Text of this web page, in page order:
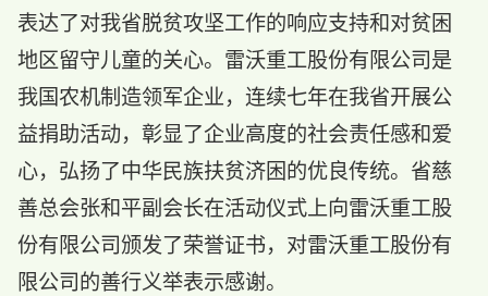
表达了对我省脱贫攻坚工作的响应支持和对贫困
地区留守儿童的关心。雷沃重工股份有限公司是
我国农机制造领军企业，连续七年在我省开展公
益捐助活动，彰显了企业高度的社会责任感和爱
心，弘扬了中华民族扶贫济困的优良传统。省慈
善总会张和平副会长在活动仪式上向雷沃重工股
份有限公司颁发了荣誉证书，对雷沃重工股份有
限公司的善行义举表示感谢。